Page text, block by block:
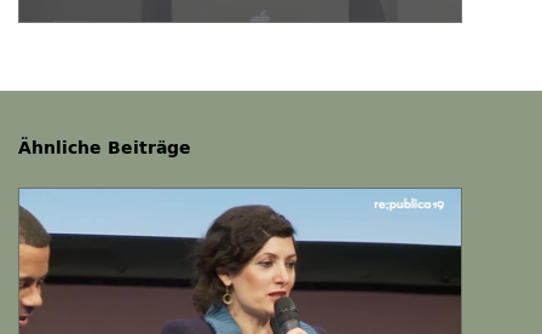
Ähnliche Beiträge